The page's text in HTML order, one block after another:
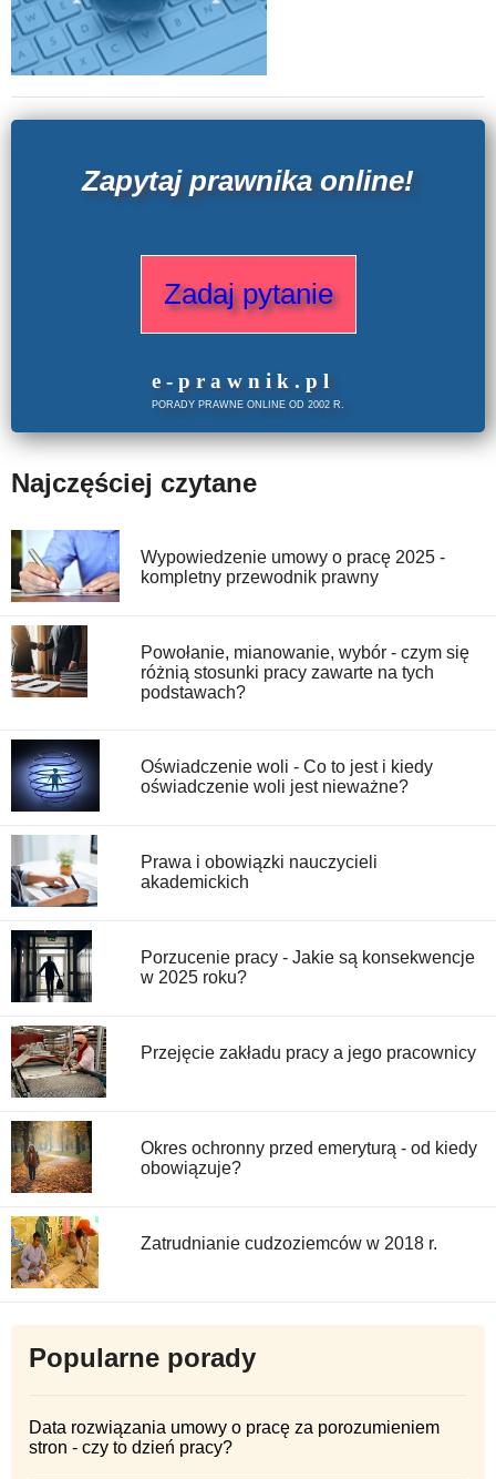
Zapytaj prawnika online!
Zadaj pytanie
e -prawnik . pl
PORADY PRAWNE ONLINE OD 2002 R.
Najczęściej czytane
Wypowiedzenie umowy o pracę 2025 -
kompletny przewodnik prawny
Powołanie, mianowanie, wybór - czym się
różnią stosunki pracy zawarte na tych
podstawach?
Oświadczenie woli - Co to jest i kiedy
oświadczenie woli jest nieważne?
Prawa i obowiązki nauczycieli
akademickich
Porzucenie pracy - Jakie są konsekwencje
w 2025 roku?
Przejęcie zakładu pracy a jego pracownicy
Okres ochronny przed emeryturą - od kiedy
obowiązuje?
Zatrudnianie cudzoziemców w 2018 r.
Popularne porady
Data rozwiązania umowy o pracę za porozumieniem
stron - czy to dzień pracy?